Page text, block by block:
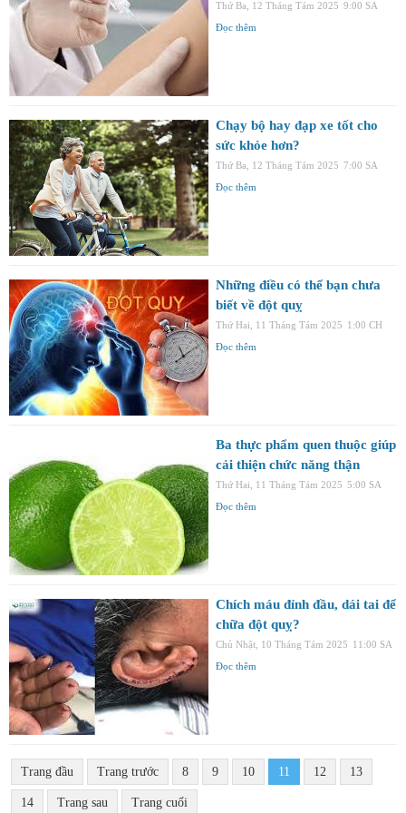
Thứ Ba, 12 Tháng Tám 2025 9:00 SA
Đọc thêm
Chạy bộ hay đạp xe tốt cho
sức khỏe hơn?
Thứ Ba, 12 Tháng Tám 2025 7:00 SA
Đọc thêm
Những điều có thể bạn chưa
biết về đột quỵ
Thứ Hai, 11 Tháng Tám 2025 1:00 CH
Đọc thêm
Ba thực phẩm quen thuộc giúp
cải thiện chức năng thận
Thứ Hai, 11 Tháng Tám 2025 5:00 SA
Đọc thêm
Chích máu đỉnh đầu, dái tai để
chữa đột quỵ?
Chủ Nhật, 10 Tháng Tám 2025 11:00 SA
Đọc thêm
Trang đầu Trang trước 8 9 10 11 12 13
14 Trang sau Trang cuối